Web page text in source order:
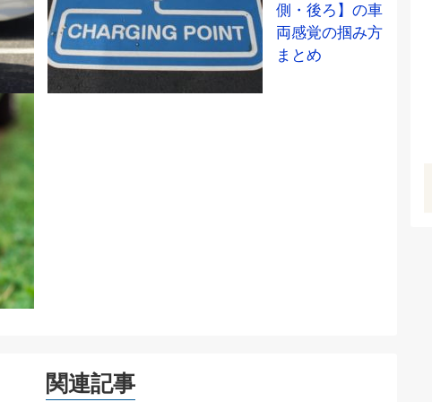
側・後ろ】の車
両感覚の掴み方
まとめ
関連記事